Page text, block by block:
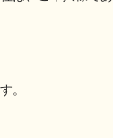
。